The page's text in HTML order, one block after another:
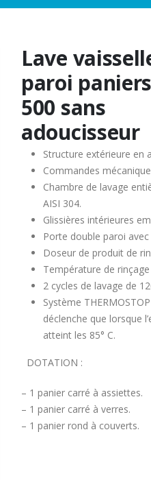
Lave
paroi
500 sans
adoucisseur
Structure extérieure en
Commandes
Chambre de lavage
AISI 304.
Glissières intérieures
Porte double paroi avec
Doseur de produit de
Température de rinçage
2 cycles de lavage de
Système
déclenche que lorsque
atteint les 85° C.
DOTATION :
– 1 panier carré à assiettes.
– 1 panier carré à verres.
– 1 panier rond à couverts.